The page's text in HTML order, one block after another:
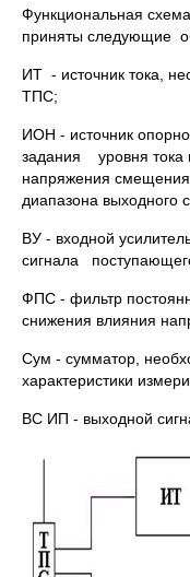
Функциональная
приняты следующие
ИТ - источник тока,
ТПС;
ИОН - источник
задания уровня тока
напряжения
диапазона выходного
ВУ - входной
сигнала
ФПС - фильтр
снижения влияния
Сум - сумматор,
характеристики
ВC ИП - выходной